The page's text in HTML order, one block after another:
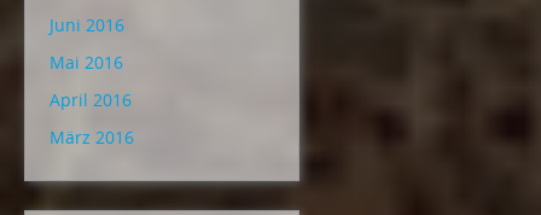
Juni 2016
Mai 2016
April 2016
März 2016